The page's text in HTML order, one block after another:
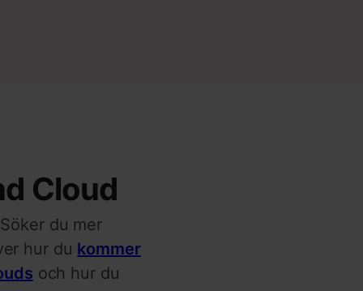
Cloud
du mer
hur du kommer
och hur du